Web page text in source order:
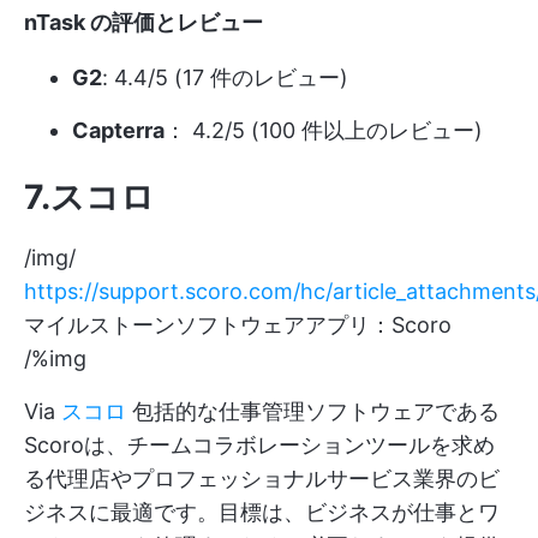
nTask の評価とレビュー
G2: 4.4/5 (17 件のレビュー)
Capterra ： 4.2/5 (100 件以上のレビュー)
7.スコロ
/img/
https://support.scoro.com/hc/
マイルストーンソフトウェアアプリ：Scoro
/%img
Via スコロ 包括的な仕事管理ソフトウェアである
Scoroは、チームコラボレーションツールを求め
る代理店やプロフェッショナルサービス業界のビ
ジネスに最適です。目標は、ビジネスが仕事とワ